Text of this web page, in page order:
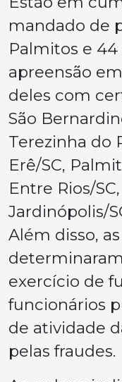
mandado de
Palmitos e
apreensão
deles com
São
Terezinha do
Erê/SC,
Entre Rios/
Jardinópolis/
Além disso,
exercício de
funcionários
de atividade
pelas fraudes.